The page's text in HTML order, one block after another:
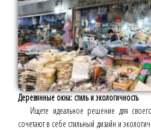
Деревянные окна: стиль и экологичность
Ищете идеальное решение для
сочетают в себе стильный дизайн и